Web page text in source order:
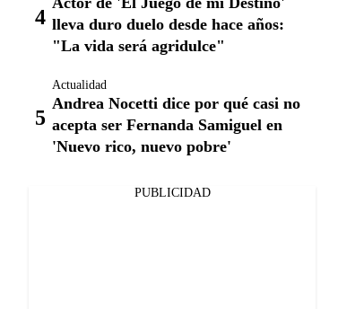
lleva duro duelo desde hace años:
"La vida será agridulce"
Actualidad
Andrea Nocetti dice por qué casi no
acepta ser Fernanda Samiguel en
'Nuevo rico, nuevo pobre'
PUBLICIDAD